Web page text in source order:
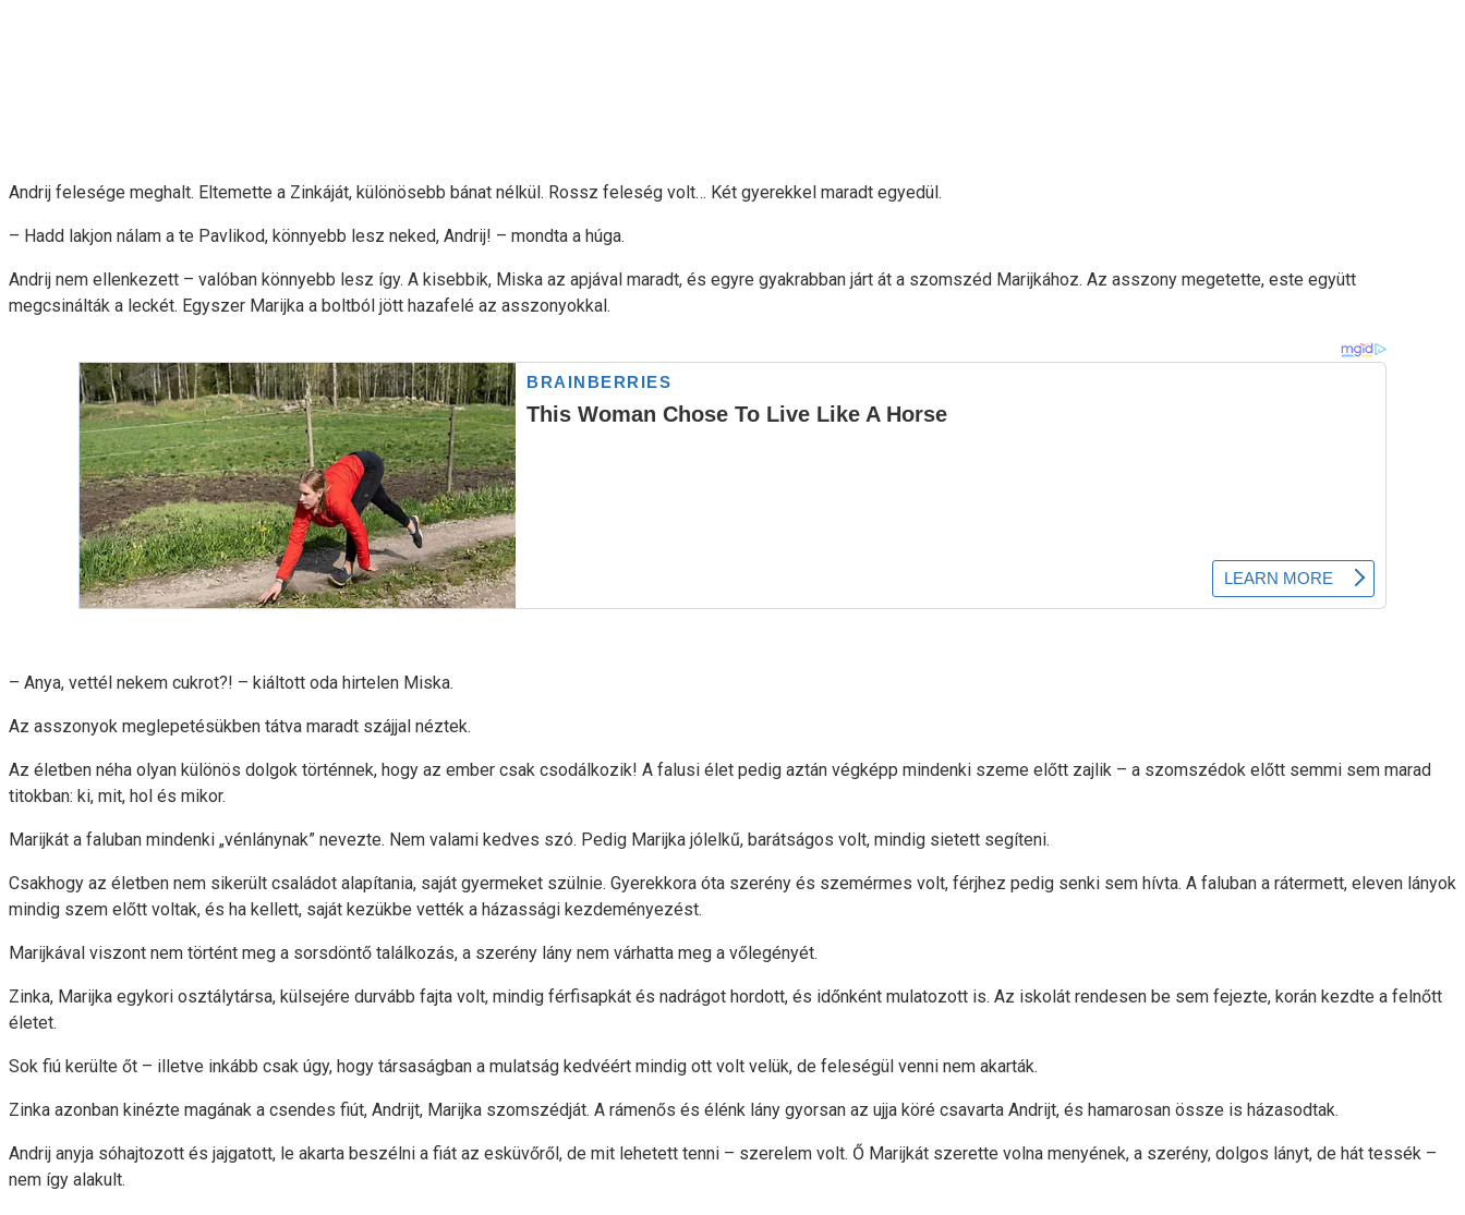
Andrij felesége meghalt. Eltemette a Zinkáját, különösebb bánat nélkül. Rossz feleség volt… Két gyerekkel maradt egyedül.
– Hadd lakjon nálam a te Pavlikod, könnyebb lesz neked, Andrij! – mondta a húga.
Andrij nem ellenkezett – valóban könnyebb lesz így. A kisebbik, Miska az apjával maradt, és egyre gyakrabban járt át a szomszéd Marijkához. Az asszony megetette, este együtt
megcsinálták a leckét. Egyszer Marijka a boltból jött hazafelé az asszonyokkal.
– Anya, vettél nekem cukrot?! – kiáltott oda hirtelen Miska.
Az asszonyok meglepetésükben tátva maradt szájjal néztek.
Az életben néha olyan különös dolgok történnek, hogy az ember csak csodálkozik! A falusi élet pedig aztán végképp mindenki szeme előtt zajlik – a szomszédok előtt semmi sem marad
titokban: ki, mit, hol és mikor.
Marijkát a faluban mindenki „vénlánynak” nevezte. Nem valami kedves szó. Pedig Marijka jólelkű, barátságos volt, mindig sietett segíteni.
Csakhogy az életben nem sikerült családot alapítania, saját gyermeket szülnie. Gyerekkora óta szerény és szemérmes volt, férjhez pedig senki sem hívta. A faluban a rátermett, eleven lányok
mindig szem előtt voltak, és ha kellett, saját kezükbe vették a házassági kezdeményezést.
Marijkával viszont nem történt meg a sorsdöntő találkozás, a szerény lány nem várhatta meg a vőlegényét.
Zinka, Marijka egykori osztálytársa, külsejére durvább fajta volt, mindig férfisapkát és nadrágot hordott, és időnként mulatozott is. Az iskolát rendesen be sem fejezte, korán kezdte a felnőtt
életet.
Sok fiú kerülte őt – illetve inkább csak úgy, hogy társaságban a mulatság kedvéért mindig ott volt velük, de feleségül venni nem akarták.
Zinka azonban kinézte magának a csendes fiút, Andrijt, Marijka szomszédját. A rámenős és élénk lány gyorsan az ujja köré csavarta Andrijt, és hamarosan össze is házasodtak.
Andrij anyja sóhajtozott és jajgatott, le akarta beszélni a fiát az esküvőről, de mit lehetett tenni – szerelem volt. Ő Marijkát szerette volna menyének, a szerény, dolgos lányt, de hát tessék –
nem így alakult.